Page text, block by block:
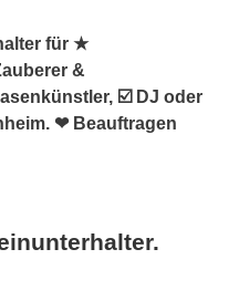
für ★
&
☑️ DJ oder
❤ Beauftragen